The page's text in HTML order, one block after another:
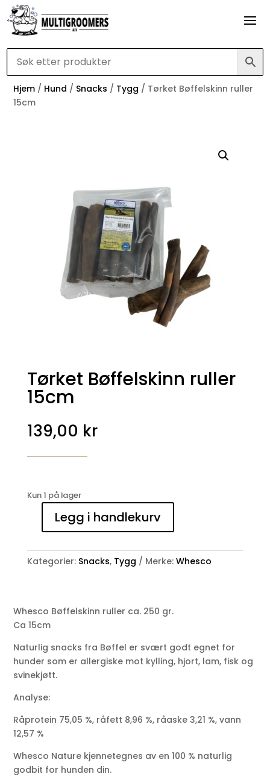
Hjem / Hund / Snacks / Tygg / Tørket Bøffelskinn ruller
15cm
Tørket Bøffelskinn ruller
15cm
139,00 kr
Kun 1 på lager
ruller
15cm
Legg i handlekurv
Kategorier: Snacks, Tygg Merke: Whesco
Whesco Bøffelskinn ruller ca. 250 gr.
Ca 15cm
Naturlig snacks fra Bøffel er svært godt egnet for
hunder som er allergiske mot kylling, hjort, lam, fisk og
svinekjøtt.
Analyse:
Råprotein 75,05 %, råfett 8,96 %, råaske 3,21 %, vann
12,57 %
Whesco Nature kjennetegnes av en 100 % naturlig
godbit for hunden din.